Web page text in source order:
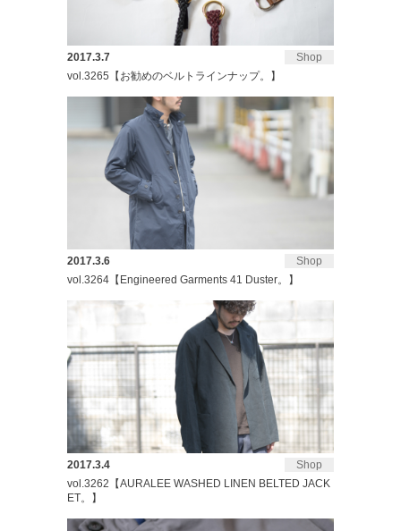
Shop
2017.3.7
vol.3265【お勧めのベルトラインナップ。】
Shop
2017.3.6
vol.3264【Engineered Garments 41 Duster。】
Shop
2017.3.4
vol.3262【AURALEE WASHED LINEN BELTED JACK
ET。】